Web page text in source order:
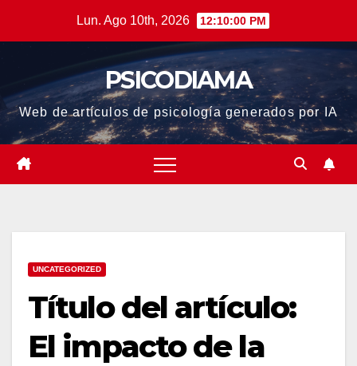
Lun. Ago 10th, 2026 12:10:01 PM
PSICODIAMA
Web de artículos de psicología generados por IA
UNCATEGORIZED
Título del artículo:
El impacto de la